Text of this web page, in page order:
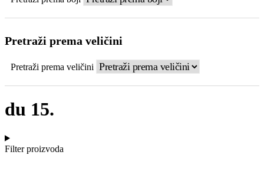
Pretraži prema veličini
Pretraži prema veličini
du 15.
Filter proizvoda